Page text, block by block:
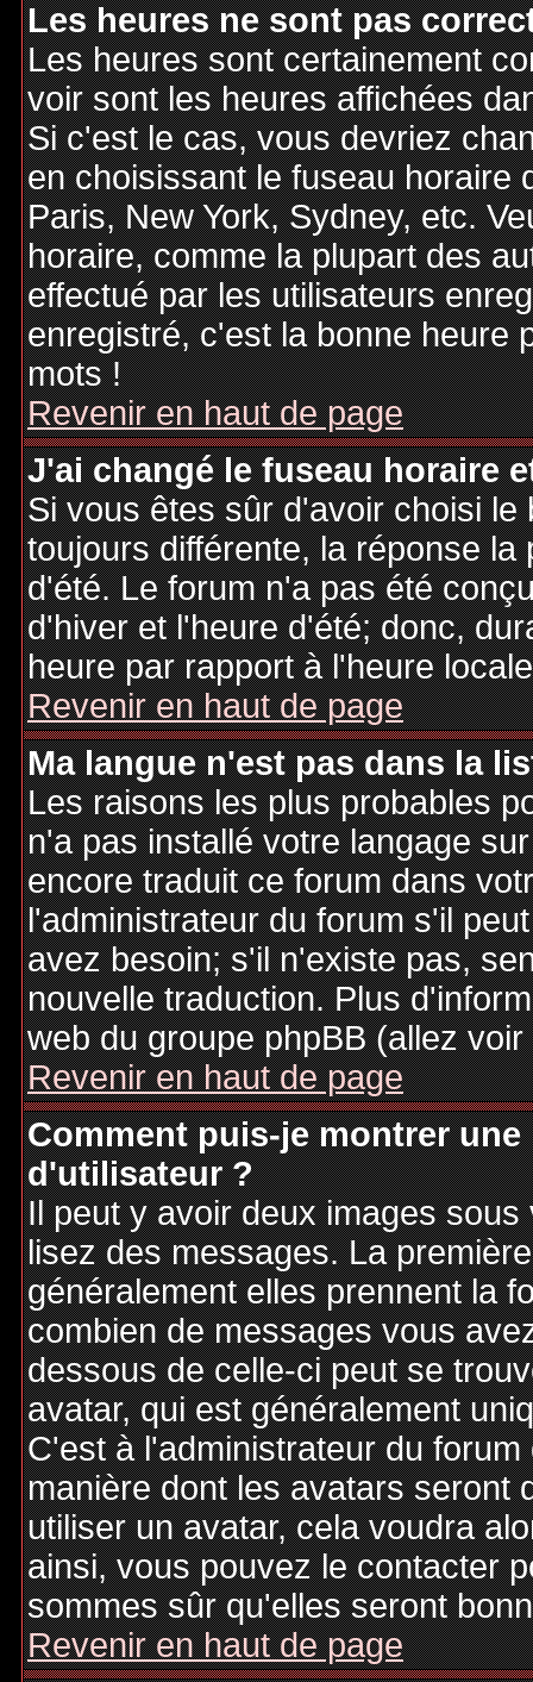
Les heures ne sont pas
Les heures sont certainement
voir sont les heures affichées
Si c'est le cas, vous devriez
en choisissant le fuseau horaire
Paris, New York, Sydney, etc.
horaire, comme la plupart des
effectué par les utilisateurs
enregistré, c'est la bonne heure
mots !
Revenir en haut de page
J'ai changé le fuseau horaire
Si vous êtes sûr d'avoir choisi
toujours différente, la réponse
d'été. Le forum n'a pas été
d'hiver et l'heure d'été; donc,
heure par rapport à l'heure
Revenir en haut de page
Ma langue n'est pas dans la
Les raisons les plus probables
n'a pas installé votre langage
encore traduit ce forum dans
l'administrateur du forum s'il
avez besoin; s'il n'existe pas,
nouvelle traduction. Plus
web du groupe phpBB (allez
Revenir en haut de page
Comment puis-je montrer
d'utilisateur ?
Il peut y avoir deux images
lisez des messages. La
généralement elles prennent la
combien de messages vous
dessous de celle-ci peut se
avatar, qui est généralement
C'est à l'administrateur du
manière dont les avatars seront
utiliser un avatar, cela voudra
ainsi, vous pouvez le contacter
sommes sûr qu'elles seront
Revenir en haut de page